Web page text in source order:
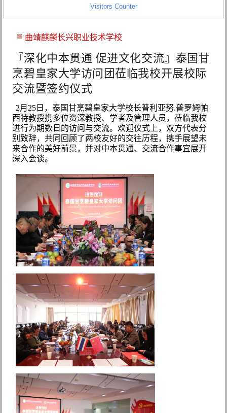
Visitors Counter
曲靖麒麟长兴职业技术学校
『深化中本贯通 促进文化交流』泰国甘
烹碧皇家大学访问团莅临我校开展校际
交流暨签约仪式
2月25日，泰国甘烹碧皇家大学校长普利亚努.普罗姆帕
西特教授携多位资深教授、学者及管理人员，莅临我校
进行为期数日的访问与交流。欢迎仪式上，双方代表分
别致辞，共同回顾了两校友好的交往历程，携手展望未
来合作的美好前景，并对中本贯通、交流合作事宜展开
深入会谈。